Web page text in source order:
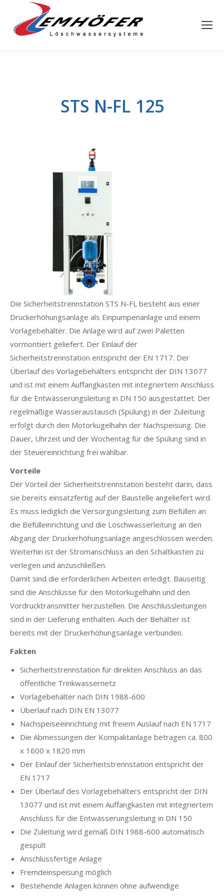
STS N-FL 125
Die Sicherheitstrennstation STS N-FL besteht aus einer
Druckerhöhungsanlage als Einpumpenanlage und einem
Vorlagebehälter. Die Anlage wird auf zwei Paletten
vormontiert geliefert. Der Einlauf der
Sicherheitstrennstation entspricht der EN 1717. Der
Überlauf des Vorlagebehälters entspricht der DIN 13077
und ist mit einem Auffangkasten mit integriertem Anschluss
für die Entwässerungsleitung in DN 150 ausgestattet. Der
regelmäßige Wasseraustausch (Spülung) in der Zuleitung
erfolgt durch den Motorkugelhahn der Nachspeisung. Die
Dauer, Uhrzeit und der Wochentag für die Spülung sind in
der Steuereinrichtung frei wählbar.
Vorteile
Der Vorteil der Sicherheitstrennstation besteht darin, dass
sie bereits einsatzfertig auf der Baustelle angeliefert wird.
Es muss lediglich die Versorgungsleitung zum Befüllen an
die Befülleinrichtung und die Löschwasserleitung an den
Abgang der Druckerhöhungsanlage angeschlossen werden.
Weiterhin ist der Stromanschluss an den Schaltkasten zu
verlegen und anzuschließen.
Damit sind die erforderlichen Arbeiten erledigt. Bauseitig
sind die Anschlüsse für den Motorkugelhahn und den
Vordrucktransmitter herzustellen. Die Anschlussleitungen
sind in der Lieferung enthalten. Auch der Behälter ist
bereits mit der Druckerhöhungsanlage verbunden.
Fakten
Sicherheitstrennstation für direkten Anschluss an das
öffentliche Trinkwassernetz
Vorlagebehälter nach DIN 1988-600
Überlauf nach DIN EN 13077
Nachspeiseeinrichtung mit freiem Auslauf nach EN 1717
Die Abmessungen der Kompaktanlage betragen ca. 800
x 1600 x 1820 mm
Der Einlauf der Sicherheitstrennstation entspricht der
EN 1717
Der Überlauf des Vorlagebehälters entspricht der DIN
13077 und ist mit einem Auffangkasten mit integriertem
Anschluss für die Entwässerungsleitung in DN 150
Die Zuleitung wird gemäß DIN 1988-600 automatisch
gespült
Anschlussfertige Anlage
Fremdeinspeisung möglich
Bestehende Anlagen können ohne aufwendige